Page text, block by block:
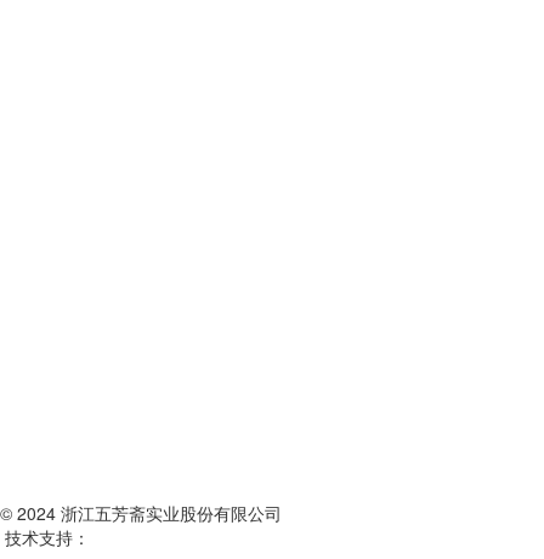
© 2024 浙江五芳斋实业股份有限公司
技术支持：